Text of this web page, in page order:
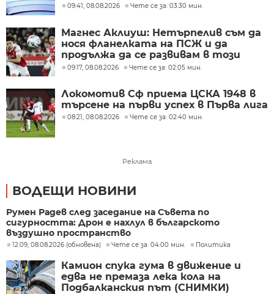
09:41, 08.08.2026 Чете се за: 03:30 мин.
Магнес Аклиуш: Нетърпелив съм да
нося фланелката на ПСЖ и да
продължа да се развивам в този
велик клуб
09:17, 08.08.2026 Чете се за: 02:05 мин.
Локомотив Сф приема ЦСКА 1948 в
търсене на първи успех в Първа лига
08:21, 08.08.2026 Чете се за: 02:40 мин.
Реклама
ВОДЕЩИ НОВИНИ
Румен Радев след заседание на Съвета по
сигурността: Дрон е нахлул в българското
въздушно пространство
12:09, 08.08.2026 (обновена) Чете се за: 04:00 мин. Политика
Камион спука гума в движение и
едва не премаза лека кола на
Подбалканския път (СНИМКИ)